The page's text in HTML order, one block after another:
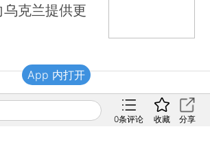
克兰提供更
0条评论 收藏 分享
App 内打开